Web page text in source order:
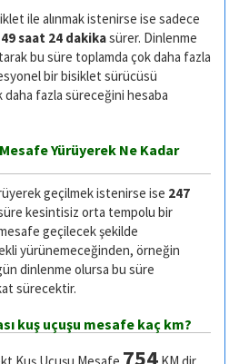
ile alınmak istenirse ise sadece
49 saat 24 dakikasürer. Dinlenme
bu süre toplamda çok daha fazla
bir bisiklet sürücüsü
fazla süreceğini hesaba
Yürüyerek Ne Kadar
geçilmek istenirse ise 247
kesintisiz orta tempolu bir
geçilecek şekilde
yürünemeceğinden, örneğin
dinlenme olursa bu süre
sürecektir.
kuş uçuşu mesafe kaç km?
Kuş Uçuşu Mesafe 754 KM dir.